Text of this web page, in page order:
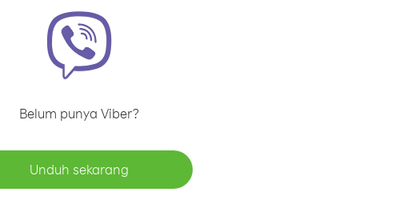
Belum punya Viber?
Unduh sekarang